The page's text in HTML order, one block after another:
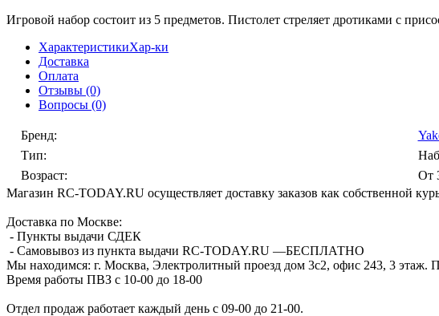
Игровой набор состоит из 5 предметов. Пистолет стреляет дротиками с
ХарактеристикиХар-ки
Доставка
Оплата
Отзывы (0)
Вопросы (0)
Бренд:
Тип:
Возраст:
От
Магазин RC-TODAY.RU осуществляет доставку заказов как собственной
Доставка по Москве:
- Пункты выдачи СДЕК
- Самовывоз из пункта выдачи RC-TODAY.RU —БЕСПЛАТНО
Мы находимся: г. Москва, Электролитный проезд дом 3с2, офис 243, 3 этаж.
Время работы ПВЗ с 10-00 до 18-00
Отдел продаж работает каждый день с 09-00 до 21-00.